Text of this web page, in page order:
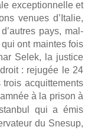
excep­tion­nelle et
venues d’Italie,
pays, mal­
ont maintes fois
Selek, la jus­tice
: reju­gée le 24
acquit­te­ments
à la pri­son à
qui a émis
du Sne­sup,